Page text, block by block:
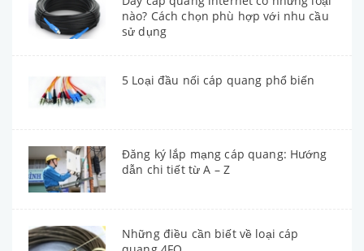
nào? Cách chọn phù hợp với nhu cầu
sử dụng
5 Loại đầu nối cáp quang phổ biến
Đăng ký lắp mạng cáp quang: Hướng
dẫn chi tiết từ A – Z
Những điều cần biết về loại cáp